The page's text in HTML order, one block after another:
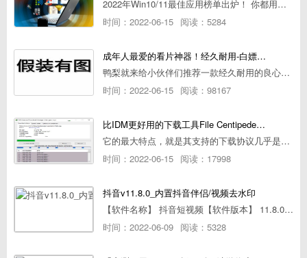
2022年Win10/11最佳应用榜单出炉！ 你都用过几个？
时间：2022-06-15 阅读：5284
成年人最爱的看片神器！经久耐用-白嫖全网资源
鸭梨就来给小伙伴们推荐一款经久耐用的良心播放器，资源齐全无广告，可以放心使用~
时间：2022-06-15 阅读：98167
比IDM更好用的下载工具File Centipede文件蜈蚣-秒杀迅雷-直接飞起！
它的最大特点，就是其支持的下载协议几乎是市面上最全面的，包括HTTP/FTP、BT种子、磁力链接，m3u8流任务（AES-128解密）。
时间：2022-06-15 阅读：17998
抖音v11.8.0_内置抖音伴侣/视频去水印
【软件名称】 抖音短视频【软件版本】 11.8.0【软件大小】 83.74M【是否Root】不需要【测试机型】PCML10 [oppo Reno Ace]【文字介绍】 抖音短视频app是一款很有意思娱
时间：2022-06-09 阅读：5328